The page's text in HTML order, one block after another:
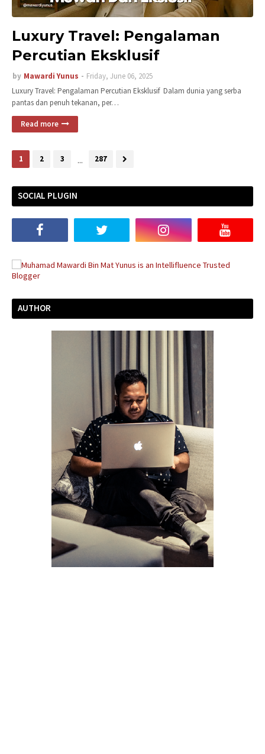
Luxury Travel: Pengalaman
Percutian Eksklusif
by Mawardi Yunus
Friday, June 06, 2025
Luxury Travel: Pengalaman Percutian Eksklusif Dalam dunia yang serba
pantas dan penuh tekanan, per…
Read more
1 2 3 ... 287
SOCIAL PLUGIN
AUTHOR